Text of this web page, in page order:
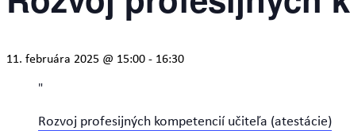
11. februára 2025 @ 15:00- 16:30
Rozvoj profesijných kompetencií učiteľa (atestácie)